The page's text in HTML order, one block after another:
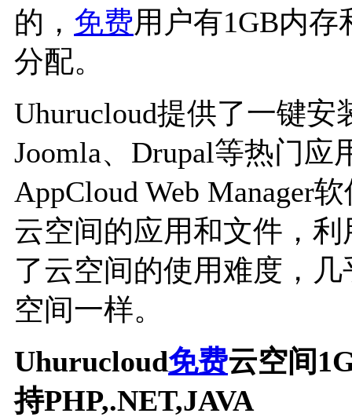
的， 免费用户有1GB内存
分配。
Uhurucloud提供了一键安
Joomla、Drupal等热门应
AppCloud Web Manager
云空间的应用和文件，
了云空间的使用难度，
空间一样。
Uhurucloud免费云空间
持PHP,.NET,JAVA